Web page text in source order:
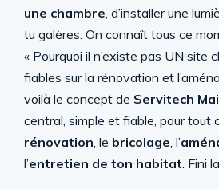
une chambre, d’installer une
tu galères. On connaît tous ce
« Pourquoi il n’existe pas UN site
fiables sur la rénovation et
voilà le concept de Servitech
central, simple et fiable, pour tout
rénovation, le bricolage, l’
l’entretien de ton habitat. Fini